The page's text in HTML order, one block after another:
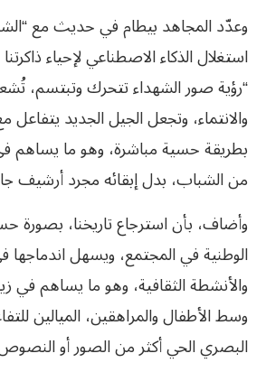
وعدّد المجاهد بيطام في حديث مع
استغلال الذكاء الاصطناعي لإحياء
“رؤية صور الشهداء تتحرك وتبتسم،
والانتماء، وتجعل الجيل الجديد يتفاعل
بطريقة حسية مباشرة، وهو ما يساهم
من الشباب، بدل إبقائه مجرد أرشيف
وأضاف، بأن استرجاع تاريخنا، بصورة
الوطنية في المجتمع، ويسهل اندماجها
والأنشطة الثقافية، وهو ما يساهم في
وسط الأطفال والمراهقين، الميالين
البصري الحي أكثر من الصور أو